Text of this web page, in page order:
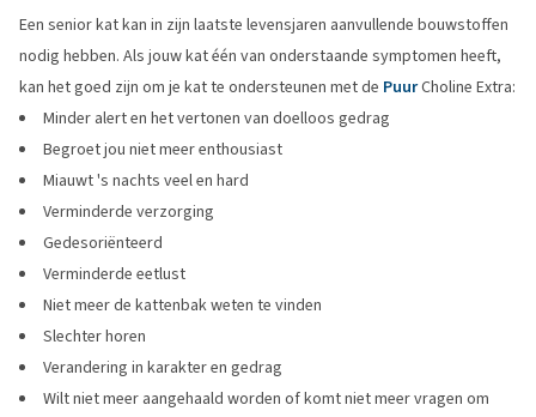
Een senior kat kan in zijn laatste levensjaren aanvullende bouwstoffen
nodig hebben. Als jouw kat één van onderstaande symptomen heeft,
kan het goed zijn om je kat te ondersteunen met de PuurCholine Extra:
Minder alert en het vertonen van doelloos gedrag
Begroet jou niet meer enthousiast
Miauwt 's nachts veel en hard
Verminderde verzorging
Gedesoriënteerd
Verminderde eetlust
Niet meer de kattenbak weten te vinden
Slechter horen
Verandering in karakter en gedrag
Wilt niet meer aangehaald worden of komt niet meer vragen om